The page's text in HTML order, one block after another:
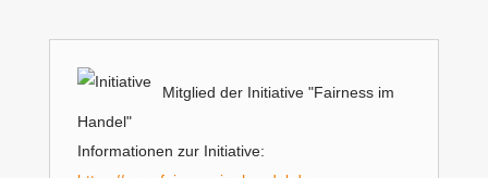
Mitglied der Initiative "Fairness im
Handel"
Informationen zur Initiative: